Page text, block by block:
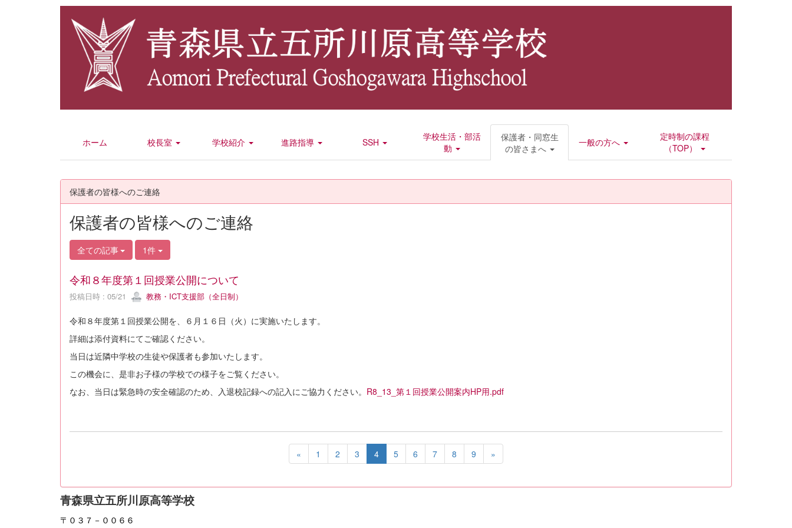
ホーム 校長室 学校紹介 進路指導 SSH
学校生活・部活
動
保護者・同窓生
の皆さまへ
一般の方へ
定時制の課程
（TOP）
保護者の皆様へのご連絡
保護者の皆様へのご連絡
全ての記事 1件
令和８年度第１回授業公開について
投稿日時 : 05/21 教務・ICT支援部（全日制）
令和８年度第１回授業公開を、６月１６日（火）に実施いたします。
詳細は添付資料にてご確認ください。
当日は近隣中学校の生徒や保護者も参加いたします。
この機会に、是非お子様の学校での様子をご覧ください。
なお、当日は緊急時の安全確認のため、入退校記録への記入にご協力ください。 R8_13_第１回授業公開案内HP用.pdf
« 1 2 3 4 5 6 7 8 9 »
青森県立五所川原高等学校
〒０３７－００６６